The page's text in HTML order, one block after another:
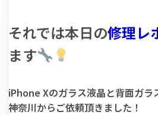
それでは本日の修理レ
ます
iPhone Xのガラス液晶と背面ガラ
神奈川からご依頼頂きました！